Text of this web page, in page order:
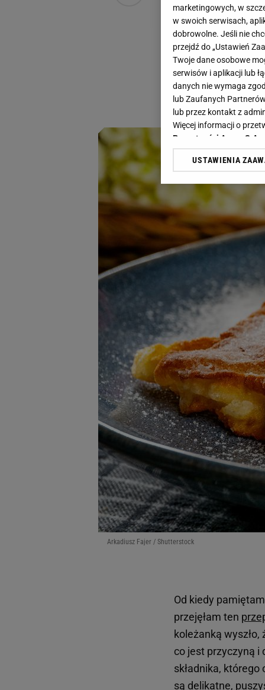
Aleksandra Szponar
1 sierpnia 2024, 07:30
Placki są bardzo
Wyróżnia się te
podkręcenie
zmienią strukturę
Arkadiusz Fajer / Shutterstock
Od kiedy
przejęłam ten
koleżanką
co jest przyczyną i
składnika,
są delikatne,
marketingowych, w
w swoich serwisach,
dobrowolne. Jeśli nie
przejdź do „Ustawień
Twoje dane osobowe
serwisów i aplikacji lub
danych nie wymaga
lub Zaufanych
lub przez kontakt z
Więcej informacji o
Prywatności Agora S.A.
Klikając „Akceptuję”
dotyczące plików
odnośnik „Ustawienia
plików cookie możliwa
My, nasi Zaufani
Użycie dokładnych
Przechowywanie
badnie odbiorców i
USTAWIENIA